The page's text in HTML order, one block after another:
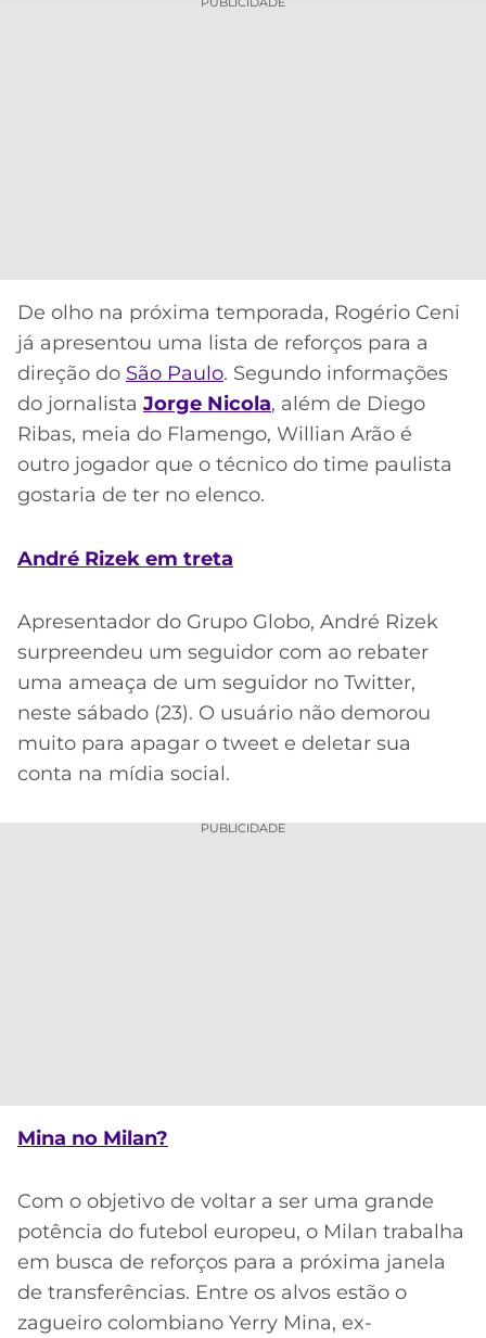
De olho na próxima temporada, Rogério Ceni
já apresentou uma lista de reforços para a
direção do São Paulo. Segundo informações
do jornalista Jorge Nicola, além de Diego
Ribas, meia do Flamengo, Willian Arão é
outro jogador que o técnico do time paulista
gostaria de ter no elenco.
André Rizek em treta
Apresentador do Grupo Globo, André Rizek
surpreendeu um seguidor com ao rebater
uma ameaça de um seguidor no Twitter,
neste sábado (23). O usuário não demorou
muito para apagar o tweet e deletar sua
conta na mídia social.
PUBLICIDADE
Mina no Milan?
Com o objetivo de voltar a ser uma grande
potência do futebol europeu, o Milan trabalha
em busca de reforços para a próxima janela
de transferências. Entre os alvos estão o
zagueiro colombiano Yerry Mina, ex-